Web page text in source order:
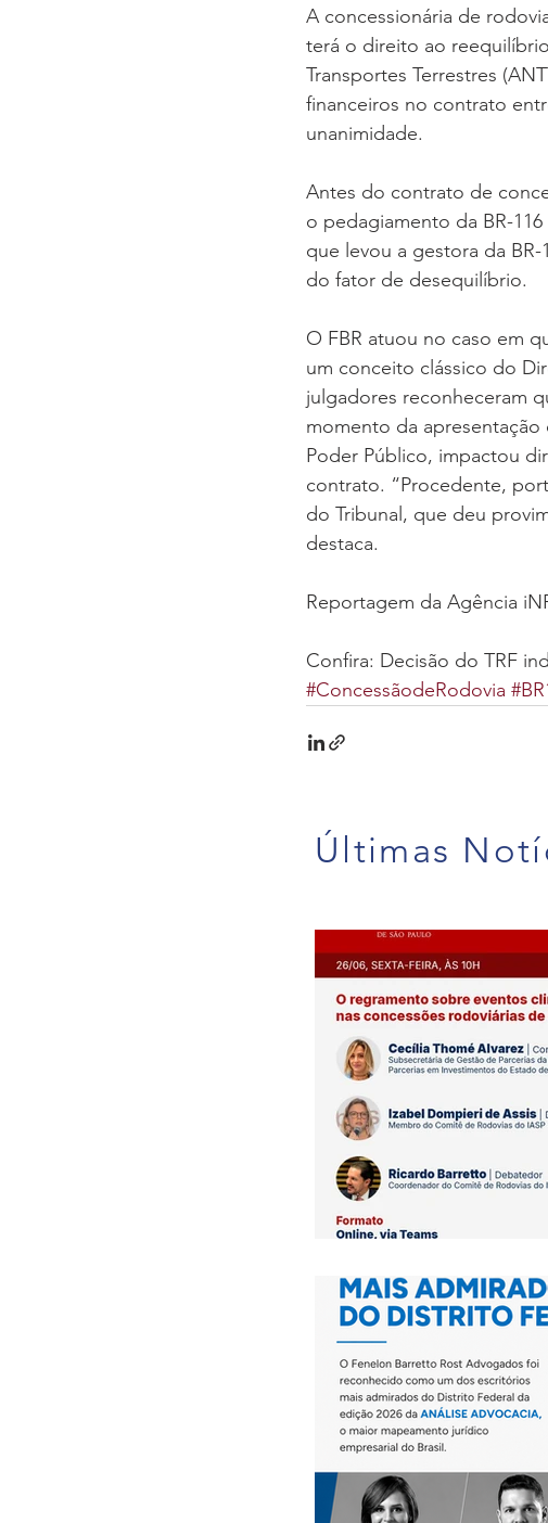
A concessionária de
terá o direito ao
Transportes Terrestres
financeiros no contrato
unanimidade.
Antes do contrato de
o pedagiamento da BR-
que levou a gestora da
do fator de desequilíbrio.
O FBR atuou no caso em
um conceito clássico do
julgadores reconheceram
momento da
Poder Público, impactou
contrato. “Procedente,
do Tribunal, que deu
destaca.
Reportagem da Agência
Confira: Decisão do TRF
#ConcessãodeRodovia
Últimas